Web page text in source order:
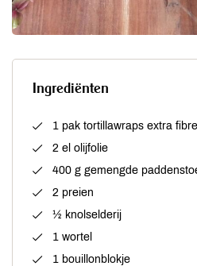
Ingrediënten
1 pak tortillawraps extra
2 el olijfolie
400 g gemengde
2 preien
½ knolselderij
1 wortel
1 bouillonblokje